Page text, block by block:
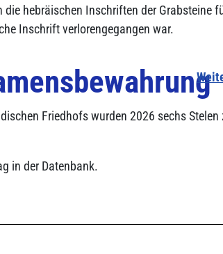
hebräischen Inschriften der Grabsteine
Inschrift verlorengegangen war.
Friedhofs wurden 2026 sechs
in der Datenbank.